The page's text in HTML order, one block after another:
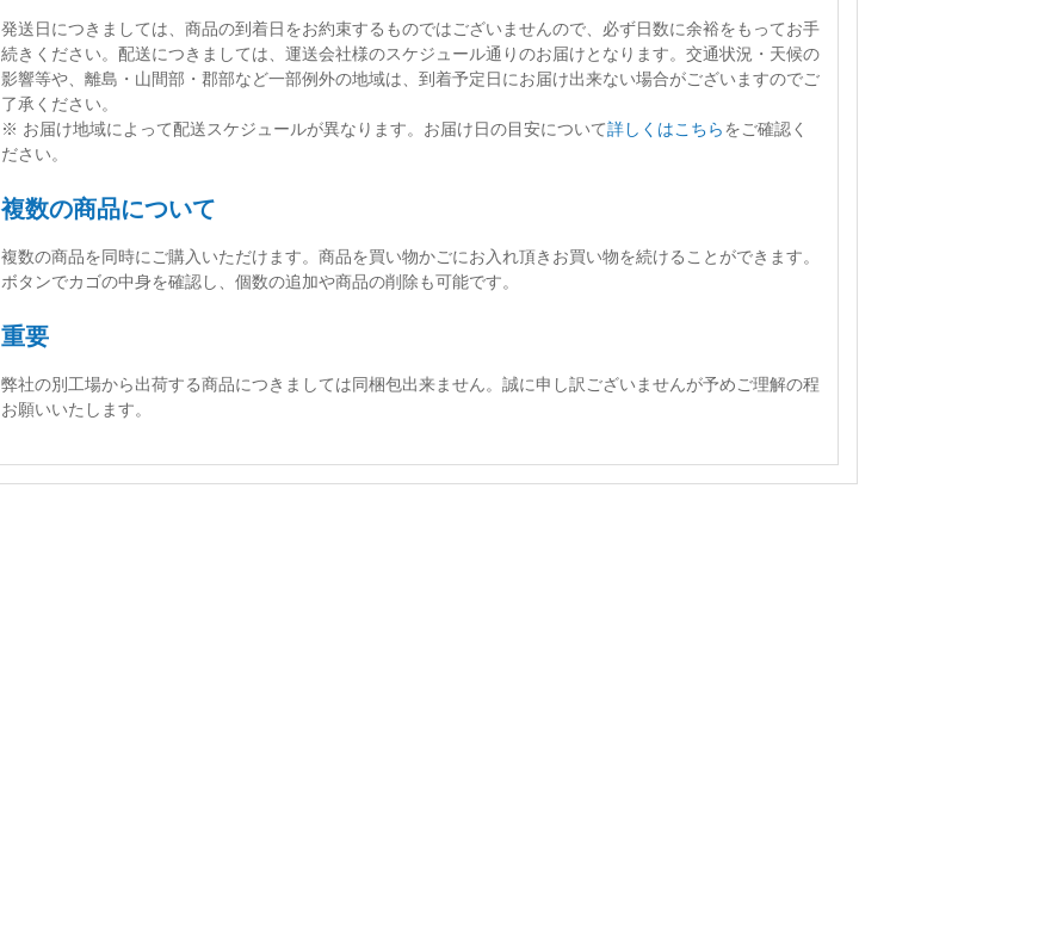
発送日につきましては、 商品の到着日をお約束するものではございませんので、必ず日数に余裕をもってお手
続きください。配送につきましては、運送会社様のスケジュール通りのお届けとなります。交通状況・天候の
影響等や、離島・山間部・郡部など一部例外の地域は、到着予定日にお届け出来ない場合がございますのでご
了承ください。
※ お届け地域によって配送スケジュールが異なります。お届け日の目安について詳しくはこちらをご確認く
ださい。
複数の商品について
複数の商品を同時にご購入いただけます。商品を買い物かごにお入れ頂きお買い物を続けることができます。
ボタンでカゴの中身を確認し、個数の追加や商品の削除も可能です。
重要
弊社の別工場から出荷する商品につきましては同梱包出来ません。誠に申し訳ございませんが予めご理解の程
お願いいたします。